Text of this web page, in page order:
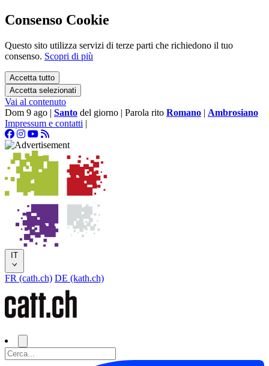
Consenso Cookie
Questo sito utilizza servizi di terze parti che richiedono il tuo
consenso. Scopri di più
Accetta tutto
Accetta selezionati
Vai al contenuto
Dom 9 ago | Santo del giorno | Parola rito Romano | Ambrosiano
Impressum e contatti |
IT
FR (cath.ch) DE (kath.ch)